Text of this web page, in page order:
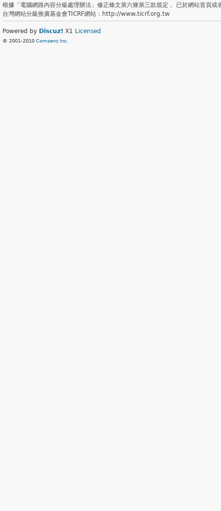
根據「電腦網路內容分級處理辦法」修正條文第六條第三款規定， 已於網站首頁
台灣網站分級推廣基金會TICRF網站：http://www.ticrf.org.tw
Powered by Discuz! X1 Licensed
© 2001-2010 Comsenz Inc.